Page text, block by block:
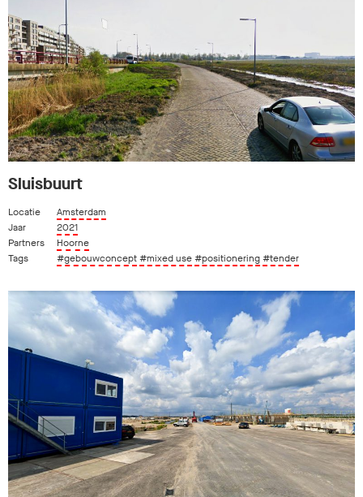
Sluisbuurt
Locatie
Amsterdam
Jaar
2021
Partners
Hoorne
Tags
#gebouwconcept#mixed use#positionering#tender